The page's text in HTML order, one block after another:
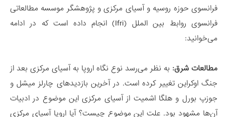
فرانسوی حوزه روسیه و آسیای مرکزی و پژوهشگر موسسه مطالعاتی
فرانسوی روابط بین الملل (Ifri) انجام داده است که در ادامه
می‌خوانید:
مطالعات شرق: به نظر می‌رسد نوع نگاه اروپا به آسیای مرکزی بعد از
جنگ اوکراین تغییر کرده است. در آخرین بازدیدهای چارلز میشل و
جوزپ بورل و هلگا اشمیت از آسیای مرکزی این موضوع در ادبیات
آن‌ها مشهود بود. علت این موضوع چیست؟ آیا اروپا آسیای مرکزی